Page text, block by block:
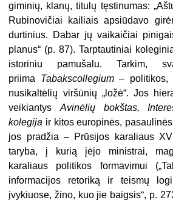
giminių, klanų, titulų tęstinumas:
Rubinovičiai kailiais apsiūdavo
durtinius. Dabar jų vaikaičiai
planus“ (p. 87). Tarptautiniai
istoriniu pamušalu. Tarkim,
priima Tabakscollegium– politikos,
nusikaltėlių viršūnių „ložė“. Jos
veikiantysAvinėlių bokštas,
kolegija ir kitos europinės,
jos pradžia – Prūsijos karaliaus
taryba, į kurią įėjo ministrai,
karaliaus politikos formavimui
informacijos retoriką ir teismų
įvykiuose, žino, kuo jie baigsis“, p.